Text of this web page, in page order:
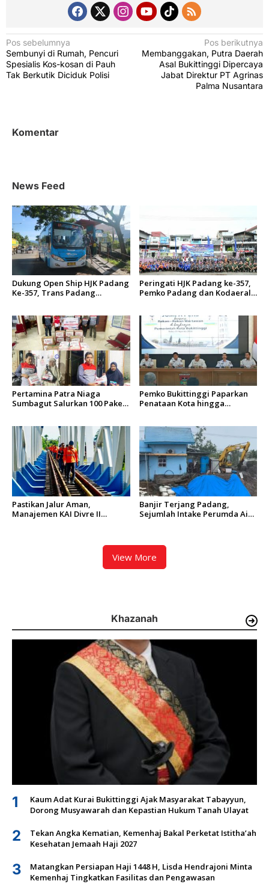
N
a
v
a
p
s
Pos sebelumnya
Sembunyi di Rumah, Pencuri
Spesialis Kos-kosan di Pauh
Tak Berkutik Diciduk Polisi
Pos berikutnya
Membanggakan, Putra Daerah
Asal Bukittinggi Dipercaya
Jabat Direktur PT Agrinas
Palma Nusantara
Komentar
News Feed
Dukung Open Ship HJK Padang
Ke-357, Trans Padang
Peringati HJK Padang ke-357,
Pemko Padang dan Kodaeral
Pertamina Patra Niaga
Sumbagut Salurkan 100 Paket
Pemko Bukittinggi Paparkan
Penataan Kota hingga
Pastikan Jalur Aman,
Manajemen KAI Divre II
Banjir Terjang Padang,
Sejumlah Intake Perumda Air
View More
Khazanah
1
Kaum Adat Kurai Bukittinggi Ajak Masyarakat Tabayyun,
Dorong Musyawarah dan Kepastian Hukum Tanah Ulayat
2
Tekan Angka Kematian, Kemenhaj Bakal Perketat Istitha’ah
Kesehatan Jemaah Haji 2027
3
Matangkan Persiapan Haji 1448 H, Lisda Hendrajoni Minta
Kemenhaj Tingkatkan Fasilitas dan Pengawasan